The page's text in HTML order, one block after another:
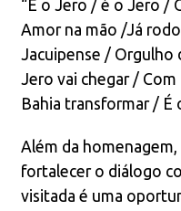
“É o Jero / é o Jero /
Amor na mão /Já
Jacuipense / Orgulho
Jero vai chegar /
Bahia transformar /
Além da
fortalecer o diálogo
visitada é uma